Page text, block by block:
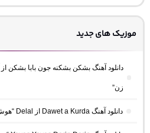
موزیک های جدید
دانلود آهنگ بشکن بشکنه جون بابا بشکن
زن”
دانلود آهنگ Dawet a Kurda از Delal “هوش مصنوعی کرد ترند اینستا”